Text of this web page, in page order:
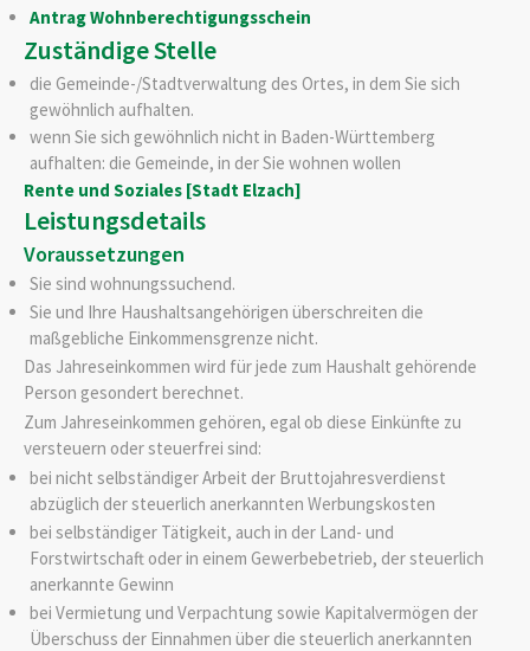
Antrag Wohnberechtigungsschein
Zuständige Stelle
die Gemeinde-/Stadtverwaltung des Ortes, in dem Sie sich
gewöhnlich aufhalten.
wenn Sie sich gewöhnlich nicht in Baden-Württemberg
aufhalten: die Gemeinde, in der Sie wohnen wollen
Rente und Soziales [Stadt Elzach]
Leistungsdetails
Voraussetzungen
Sie sind wohnungssuchend.
Sie und Ihre Haushaltsangehörigen überschreiten die
maßgebliche Einkommensgrenze nicht.
Das Jahreseinkommen wird für jede zum Haushalt gehörende
Person gesondert berechnet.
Zum Jahreseinkommen gehören, egal ob diese Einkünfte zu
versteuern oder steuerfrei sind:
bei nicht selbständiger Arbeit der Bruttojahresverdienst
abzüglich der steuerlich anerkannten Werbungskosten
bei selbständiger Tätigkeit, auch in der Land- und
Forstwirtschaft oder in einem Gewerbebetrieb, der steuerlich
anerkannte Gewinn
bei Vermietung und Verpachtung sowie Kapitalvermögen der
Überschuss der Einnahmen über die steuerlich anerkannten